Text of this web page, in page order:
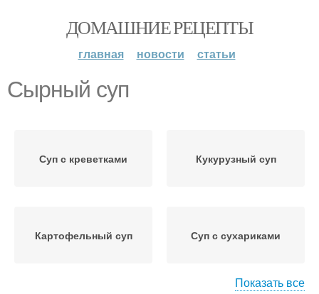
ДОМАШНИЕ РЕЦЕПТЫ
главная новости статьи
Сырный суп
Суп с креветками Кукурузный суп
Картофельный суп Суп с сухариками
Показать все